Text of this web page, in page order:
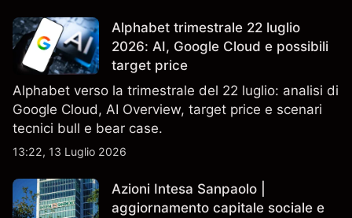
Alphabet trimestrale 22 luglio
2026: AI, Google Cloud e possibili
target price
Alphabet verso la trimestrale del 22 luglio: analisi di
Google Cloud, AI Overview, target price e scenari
tecnici bull e bear case.
13:22, 13 Luglio 2026
Azioni Intesa Sanpaolo |
aggiornamento capitale sociale e